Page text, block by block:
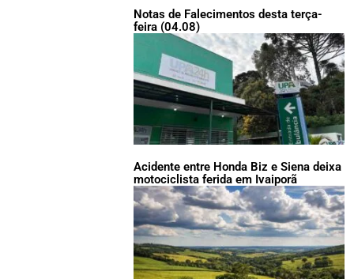
Notas de Falecimentos desta terça-
feira (04.08)
Acidente entre Honda Biz e Siena deixa
motociclista ferida em Ivaiporã